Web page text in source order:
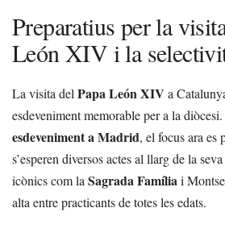
Preparatius per la
León XIV i la
La visita del Papa León XIV a
esdeveniment memorable per a la diòcesi.
esdeveniment a Madrid, el focus ara es
s’esperen diversos actes al llarg de la
icònics com la Sagrada Famíliai
alta entre practicants de totes les edats.